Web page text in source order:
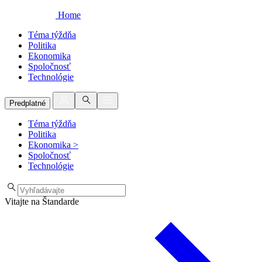
Home
Téma týždňa
Politika
Ekonomika
Spoločnosť
Technológie
Predplatné
Téma týždňa
Politika
Ekonomika >
Spoločnosť
Technológie
Vitajte na Štandarde